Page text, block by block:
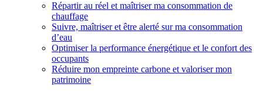
Répartir au réel et maîtriser ma consommation de
chauffage
Suivre, maîtriser et être alerté sur ma consommation
d’eau
Optimiser la performance énergétique et le confort des
occupants
Réduire mon empreinte carbone et valoriser mon
patrimoine